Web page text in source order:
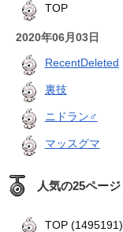
TOP
2020年06月03日
RecentDeleted
裏技
ニドラン♂
マッスグマ
人気の25ページ
TOP (1495191)